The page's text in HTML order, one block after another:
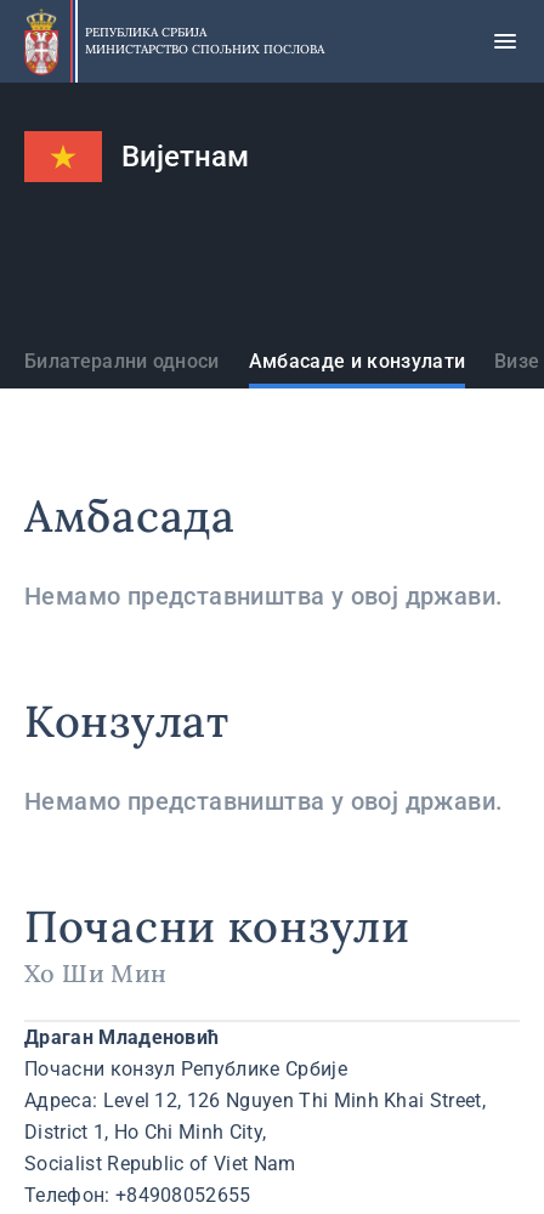
Прескочи
главни
део
РЕПУБЛИКА СРБИЈА
МИНИСТАРСТВО СПОЉНИХ ПОСЛОВА
Вијетнам
Државе
Билатерални односи Амбасаде и конзулати
Амбасада
Немамо представништва у овој држави.
Конзулат
Немамо представништва у овој држави.
Почасни конзули
Хо Ши Мин
Драган Младеновић
Почасни конзул Републике Србије
Адреса: Level 12, 126 Nguyen Thi Minh Khai Street,
District 1, Ho Chi Minh City,
Socialist Republic of Viet Nam
Телефон: +84908052655